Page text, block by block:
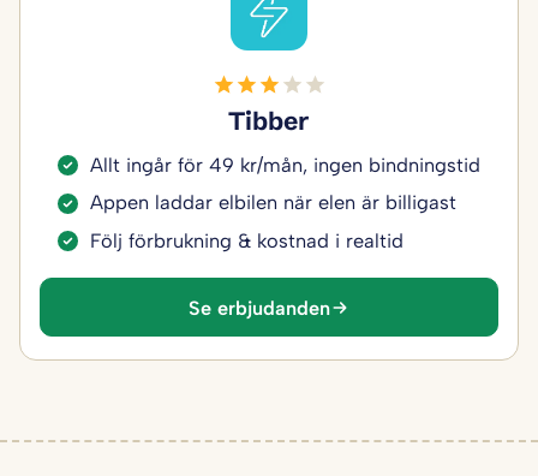
Tibber
Allt ingår för 49 kr/mån, ingen bindningstid
Appen laddar elbilen när elen är billigast
Följ förbrukning & kostnad i realtid
Se erbjudanden